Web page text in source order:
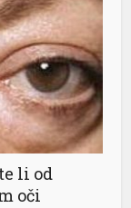
li od
oči